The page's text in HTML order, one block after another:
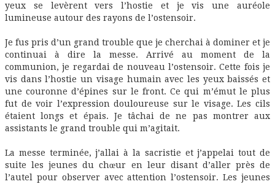
yeux se levèrent vers l’hostie et je vis une auréole
lumineuse autour des rayons de l’ostensoir.
Je fus pris d’un grand trouble que je cherchai à dominer et je
continuai à dire la messe. Arrivé au moment de la
communion, je regardai de nouveau l’ostensoir. Cette fois je
vis dans l’hostie un visage humain avec les yeux baissés et
une couronne d’épines sur le front. Ce qui m’émut le plus
fut de voir l’expression douloureuse sur le visage. Les cils
étaient longs et épais. Je tâchai de ne pas montrer aux
assistants le grand trouble qui m’agitait.
La messe terminée, j’allai à la sacristie et j’appelai tout de
suite les jeunes du chœur en leur disant d’aller près de
l’autel pour observer avec attention l’ostensoir. Les jeunes